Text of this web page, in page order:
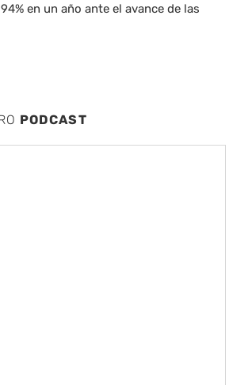
en un año ante el avance de las
PODCAST